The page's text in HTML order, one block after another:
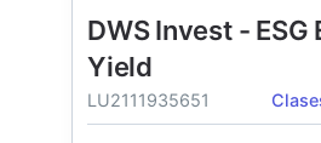
DWS Invest - ESG
Yield
LU2111935651